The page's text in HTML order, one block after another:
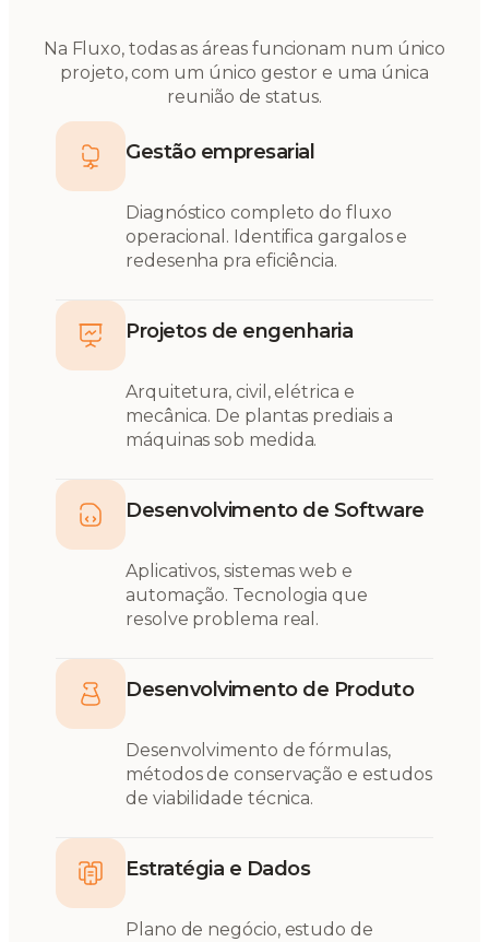
Na Fluxo, todas as áreas funcionam num único
projeto, com um único gestor e uma única
reunião de status.
Gestão empresarial
Diagnóstico completo do fluxo
operacional. Identifica gargalos e
redesenha pra eficiência.
Projetos de engenharia
Arquitetura, civil, elétrica e
mecânica. De plantas prediais a
máquinas sob medida.
Desenvolvimento de Software
Aplicativos, sistemas web e
automação. Tecnologia que
resolve problema real.
Desenvolvimento de Produto
Desenvolvimento de fórmulas,
métodos de conservação e estudos
de viabilidade técnica.
Estratégia e Dados
Plano de negócio, estudo de